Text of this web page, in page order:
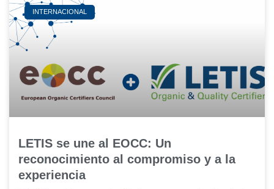
INTERNACIONAL
LETIS se une al EOCC: Un
reconocimiento al compromiso y a la
experiencia